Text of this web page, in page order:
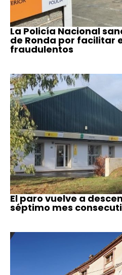
La Policía Nacional
de Ronda por facilitar
fraudulentos
El paro vuelve a
séptimo mes